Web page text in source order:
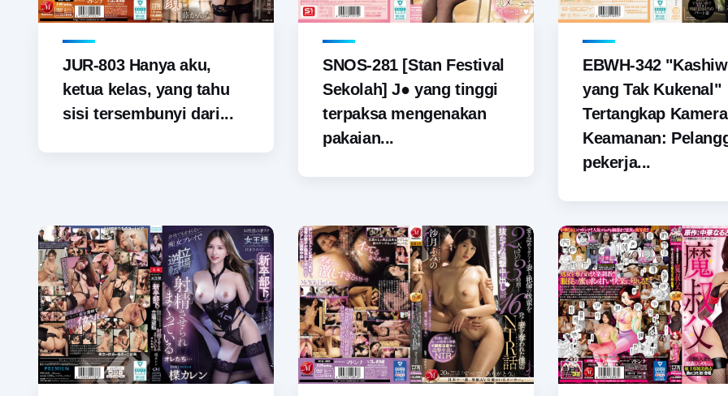
JUR-803 Hanya aku,
ketua kelas, yang tahu
sisi tersembunyi dari...
SNOS-281 [Stan Festival
Sekolah] J● yang tinggi
terpaksa mengenakan
pakaian...
EBWH-342
yang Tak Kukenal"
Tertangkap Kamera
Keamanan:
pekerja...